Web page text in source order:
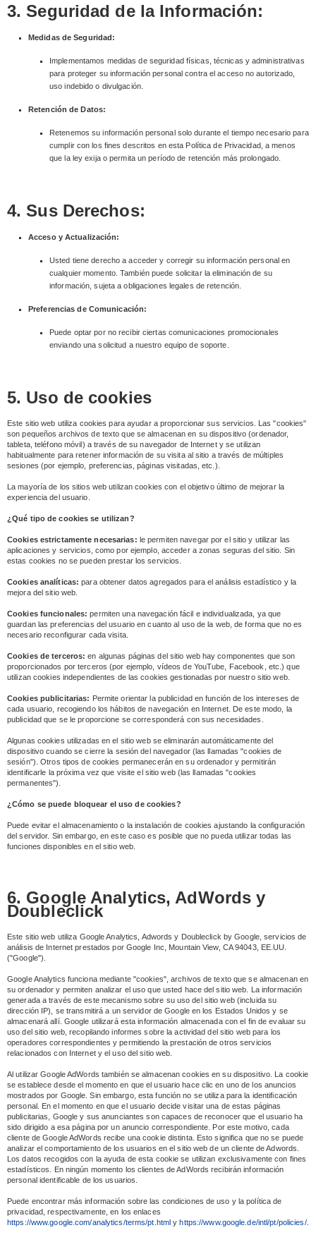
3. Seguridad de la Información:
Medidas de Seguridad:
Implementamos medidas de seguridad físicas, técnicas y administrativas
para proteger su información personal contra el acceso no autorizado,
uso indebido o divulgación.
Retención de Datos:
Retenemos su información personal solo durante el tiempo necesario para
cumplir con los fines descritos en esta Política de Privacidad, a menos
que la ley exija o permita un período de retención más prolongado.
4. Sus Derechos:
Acceso y Actualización:
Usted tiene derecho a acceder y corregir su información personal en
cualquier momento. También puede solicitar la eliminación de su
información, sujeta a obligaciones legales de retención.
Preferencias de Comunicación:
Puede optar por no recibir ciertas comunicaciones promocionales
enviando una solicitud a nuestro equipo de soporte.
5. Uso de cookies
Este sitio web utiliza cookies para ayudar a proporcionar sus servicios. Las "cookies"
son pequeños archivos de texto que se almacenan en su dispositivo (ordenador,
tableta, teléfono móvil) a través de su navegador de Internet y se utilizan
habitualmente para retener información de su visita al sitio a través de múltiples
sesiones (por ejemplo, preferencias, páginas visitadas, etc.).
La mayoría de los sitios web utilizan cookies con el objetivo último de mejorar la
experiencia del usuario.
¿Qué tipo de cookies se utilizan?
Cookies estrictamente necesarias: le permiten navegar por el sitio y utilizar las
aplicaciones y servicios, como por ejemplo, acceder a zonas seguras del sitio. Sin
estas cookies no se pueden prestar los servicios.
Cookies analíticas: para obtener datos agregados para el análisis estadístico y la
mejora del sitio web.
Cookies funcionales: permiten una navegación fácil e individualizada, ya que
guardan las preferencias del usuario en cuanto al uso de la web, de forma que no es
necesario reconfigurar cada visita.
Cookies de terceros: en algunas páginas del sitio web hay componentes que son
proporcionados por terceros (por ejemplo, vídeos de YouTube, Facebook, etc.) que
utilizan cookies independientes de las cookies gestionadas por nuestro sitio web.
Cookies publicitarias: Permite orientar la publicidad en función de los intereses de
cada usuario, recogiendo los hábitos de navegación en Internet. De este modo, la
publicidad que se le proporcione se corresponderá con sus necesidades.
Algunas cookies utilizadas en el sitio web se eliminarán automáticamente del
dispositivo cuando se cierre la sesión del navegador (las llamadas "cookies de
sesión"). Otros tipos de cookies permanecerán en su ordenador y permitirán
identificarle la próxima vez que visite el sitio web (las llamadas "cookies
permanentes").
¿Cómo se puede bloquear el uso de cookies?
Puede evitar el almacenamiento o la instalación de cookies ajustando la configuración
del servidor. Sin embargo, en este caso es posible que no pueda utilizar todas las
funciones disponibles en el sitio web.
6. Google Analytics, AdWords y
Doubleclick
Este sitio web utiliza Google Analytics, Adwords y Doubleclick by Google, servicios de
análisis de Internet prestados por Google Inc, Mountain View, CA 94043, EE.UU.
("Google").
Google Analytics funciona mediante "cookies", archivos de texto que se almacenan en
su ordenador y permiten analizar el uso que usted hace del sitio web. La información
generada a través de este mecanismo sobre su uso del sitio web (incluida su
dirección IP), se transmitirá a un servidor de Google en los Estados Unidos y se
almacenará allí. Google utilizará esta información almacenada con el fin de evaluar su
uso del sitio web, recopilando informes sobre la actividad del sitio web para los
operadores correspondientes y permitiendo la prestación de otros servicios
relacionados con Internet y el uso del sitio web.
Al utilizar Google AdWords también se almacenan cookies en su dispositivo. La cookie
se establece desde el momento en que el usuario hace clic en uno de los anuncios
mostrados por Google. Sin embargo, esta función no se utiliza para la identificación
personal. En el momento en que el usuario decide visitar una de estas páginas
publicitarias, Google y sus anunciantes son capaces de reconocer que el usuario ha
sido dirigido a esa página por un anuncio correspondiente. Por este motivo, cada
cliente de Google AdWords recibe una cookie distinta. Esto significa que no se puede
analizar el comportamiento de los usuarios en el sitio web de un cliente de Adwords.
Los datos recogidos con la ayuda de esta cookie se utilizan exclusivamente con fines
estadísticos. En ningún momento los clientes de AdWords recibirán información
personal identificable de los usuarios.
Puede encontrar más información sobre las condiciones de uso y la política de
privacidad, respectivamente, en los enlaces
https://www.google.com/analytics/terms/pt.html yhttps://www.google.de/intl/pt/policies/.